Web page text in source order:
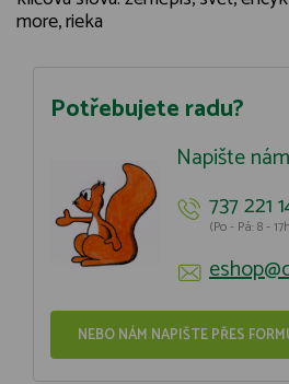
more, rieka
Potřebujete radu?
Napište nám
737 221
(Po - Pá: 8 -
NEBO NÁM NAPIŠTE PŘES